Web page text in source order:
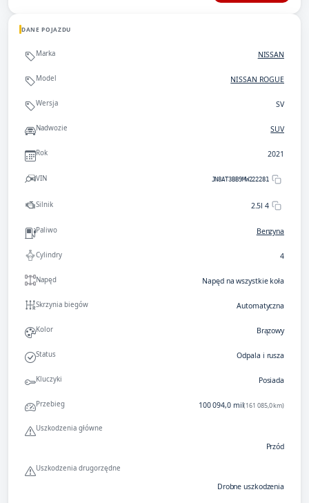
DANE POJAZDU
Marka NISSAN
Model NISSAN ROGUE
Wersja SV
Nadwozie SUV
Rok 2021
VIN JN8AT3BB9MW222281
Silnik 2.5l 4
Paliwo Benzyna
Cylindry 4
Napęd Napęd na wszystkie koła
Skrzynia biegów Automatyczna
Kolor Brązowy
Status Odpala i rusza
Kluczyki Posiada
Przebieg 100 094,0 mil(161 085,0 km)
Uszkodzenia główne
Przód
Uszkodzenia drugorzędne
Drobne uszkodzenia